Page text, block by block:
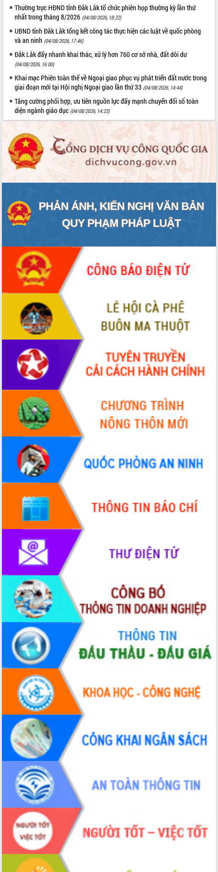
Rà soát, hoàn thiện hệ thống thiết chế
văn hóa, thể thao đáp ứng yêu cầu
phát triển mới
Thường trực HĐND tỉnh Đắk Lắk gặp
mặt Đoàn chuyên gia y tế TP. Hồ Chí
Minh
tại Nghĩa trang Liệt sĩ xã Sơn Hòa
Bàn giải pháp tháo gỡ khó khăn trong
xuất khẩu sầu riêng và triển khai quy
định EUDR
trường Nguyễn Hoàng Hiệp khảo sát
vùng trồng và doanh nghiệp đóng gói
sầu riêng tại Đắk Lắk
Trình diễn nghệ thuật chế biến các
món ăn từ sầu riêng
Ngành cá ngừ Đắk Lắk chủ động thích
ứng để giữ vững thị trường xuất khẩu
Diễn đàn Kinh tế tư nhân Việt Nam đột
Đề án 06 tạo bước ngoặt đột phá trong
cải cách hành chính tỉnh Đắk Lắk
Kết nối tour, đẩy mạnh chuyển đổi số
để phát triển du lịch Đắk Lắk
Khởi động Dự án Đầu tư xây dựng hạ
tầng kỹ thuật Cụm công nghiệp Tân
Gặp mặt các cơ quan báo chí nhân Kỷ
niệm 101 năm Ngày Báo chí Cách
mạng Việt Nam
Đắk Lắk sơ kết 4 năm triển khai thực
hiện Đề án 06 của Chính phủ
Họp báo thông tin về Hội nghị Công bố
Quy hoạch và Xúc tiến đầu tư tỉnh Đắk
Khơi thông điểm nghẽn, đẩy nhanh
giải ngân vốn khắc phục thiên tai
HĐND tỉnh thông qua điều chỉnh Quy
hoạch tỉnh thời kỳ 2021-2030
Hội thảo góp ý hồ sơ điều chỉnh quy
hoạch tỉnh Đắk Lắk thời kỳ 2021-2030,
tầm nhìn đến năm 2050
Nâng cao hiệu quả hoạt động của các
doanh nghiệp nhà nước
Hội nghị triển khai kết nối mạng
truyền số liệu chuyên dùng phục vụ cơ
quan Đảng, Nhà nước
Lễ phát động chuỗi hoạt động chung
tay làm sạch môi trường
Xã Ea Kar bước chuyển mình trong
công tác cải cách hành chính mô hình
mới
UBND tỉnh họp báo định kỳ tháng 4
năm 2026
Hội thảo khoa học “Giải pháp thúc đẩy
phát triển nền kinh tế xanh tại tỉnh
Đắk Lắk”
Tăng cường giám sát, đôn đốc thực
hiện nhiệm vụ quản lý tài sản công
hàng tuần
Tháo gỡ những vướng mắc, đẩy mạnh
công tác cải cách thủ tục hành chính
tại Trung tâm Phục vụ hành chính
công tỉnh
Đắk Lắk: Tôn vinh 46 giải pháp tại Hội
thi Sáng tạo Kỹ thuật 2024 - 2025
Đắk Lắk rà soát, điều chỉnh Đề án 190
về phát triển nuôi trồng thủy sản
Phó Chủ tịch UBND tỉnh Đắk Lắk
Trương Công Thái kiểm tra thực địa
Dự án cao tốc Khánh Hòa - Buôn Ma
Thuột
Định vị cà phê Việt Nam như một “di
sản sống” trong dòng chảy toàn cầu
Xây dựng nông thôn mới: Nâng cao đời
sống người dân từ những mô hình thiết
Quyết liệt tháo gỡ vướng mắc, đẩy
LIÊN KẾT WEB
THỐNG KÊ TRUY CẬP
Tất cả: 65999234
Thường trực HĐND tỉnh Đắk Lắk tổ chức phiên họp thường kỳ lần thứ
nhất trong tháng 8/2026 (04/08/2026, 18:22)
UBND tỉnh Đắk Lắk tổng kết công tác thực hiện các luật về quốc phòng
và an ninh (04/08/2026, 17:46)
Đắk Lắk đẩy nhanh khai thác, xử lý hơn 760 cơ sở nhà, đất dôi dư
(04/08/2026, 16:00)
Khai mạc Phiên toàn thể về Ngoại giao phục vụ phát triển đất nước trong
giai đoạn mới tại Hội nghị Ngoại giao lần thứ 33 (04/08/2026, 14:44)
Tăng cường phối hợp, ưu tiên nguồn lực đẩy mạnh chuyển đổi số toàn
diện ngành giáo dục (04/08/2026, 14:23)